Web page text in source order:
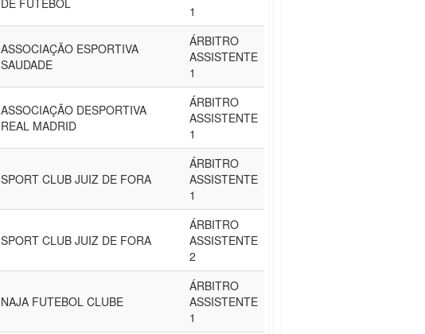
DE FUTEBOL
1
ASSOCIAÇÃO ESPORTIVA
SAUDADE
ÁRBITRO
ASSISTENTE
1
ASSOCIAÇÃO DESPORTIVA
REAL MADRID
ÁRBITRO
ASSISTENTE
1
SPORT CLUB JUIZ DE FORA
ÁRBITRO
ASSISTENTE
1
SPORT CLUB JUIZ DE FORA
ÁRBITRO
ASSISTENTE
2
NAJA FUTEBOL CLUBE
ÁRBITRO
ASSISTENTE
1